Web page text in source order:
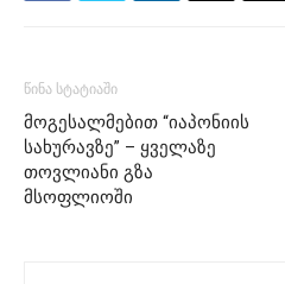
წინა სტატიაში
მოგესალმებით “იაპონიის
სახურავზე” – ყველაზე
თოვლიანი გზა
მსოფლიოში